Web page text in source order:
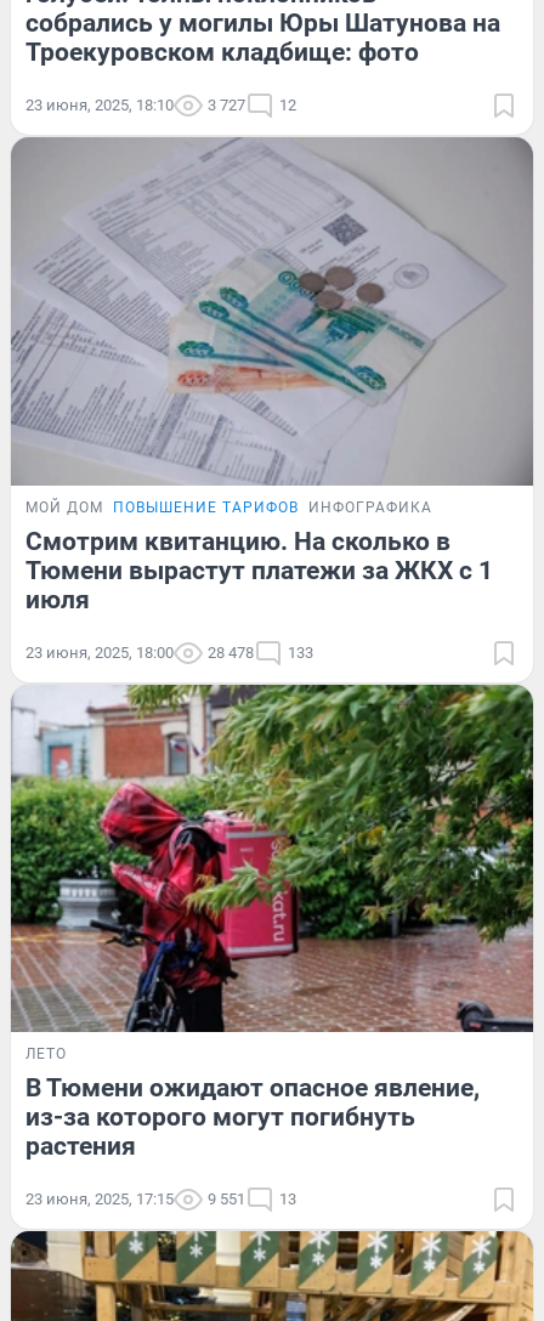
собрались у могилы Юры Шатунова на
Троекуровском кладбище: фото
23 июня, 2025, 18:10 3 727 12
МОЙ ДОМ ПОВЫШЕНИЕ ТАРИФОВ ИНФОГРАФИКА
Смотрим квитанцию. На сколько в
Тюмени вырастут платежи за ЖКХ с 1
июля
23 июня, 2025, 18:00 28 478 133
ЛЕТО
В Тюмени ожидают опасное явление,
из-за которого могут погибнуть
растения
23 июня, 2025, 17:15 9 551 13